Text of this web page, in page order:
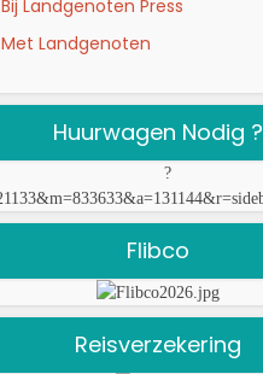
Bij Landgenoten Press
Met Landgenoten
Huurwagen Nodig ?
Flibco
Reisverzekering